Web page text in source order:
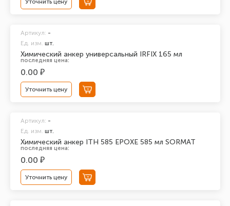
Уточнить цену
Химический анкер универсальный IRFIX 165 мл
Артикул: -
Ед. изм. шт.
последняя цена:
0.00 ₽
Уточнить цену
Химический анкер ITH 585 EPOXЕ 585 мл SORMAT
Артикул: -
Ед. изм. шт.
последняя цена:
0.00 ₽
Уточнить цену